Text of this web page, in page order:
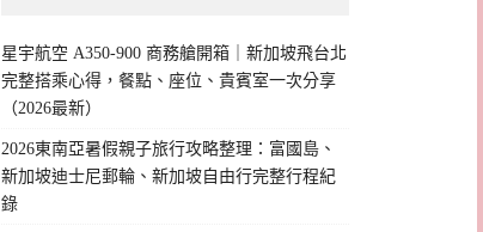
星宇航空 A350-900 商務艙開箱｜新加坡飛台北
完整搭乘心得，餐點、座位、貴賓室一次分享
（2026最新）
2026東南亞暑假親子旅行攻略整理：富國島、
新加坡迪士尼郵輪、新加坡自由行完整行程紀
錄